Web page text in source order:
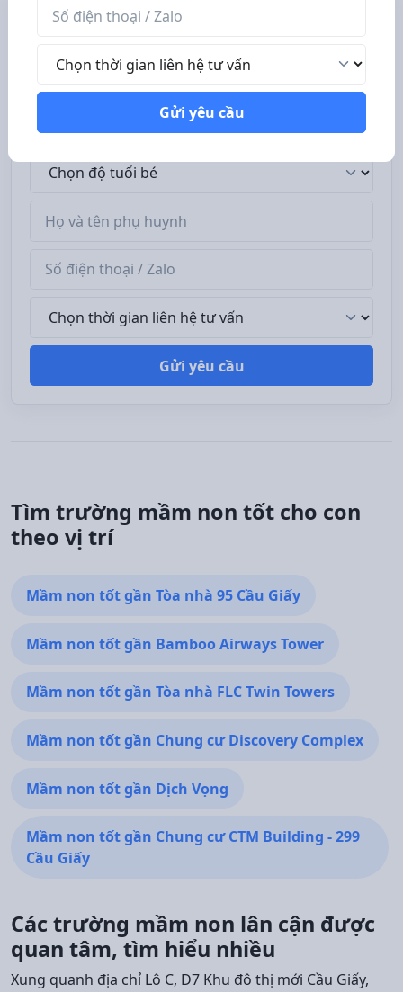
Tư vấn miễn phí
Trao đổi trực tiếp với đội ngũ tư vấn tuyển sinh của
Trường Mầm non Happy Smile - Khu ĐTM Dịch Vọng
các vấn đề mà phụ huynh quan tâm: chương trình học,
học phí, chế độ dinh dưỡng...
Độ tuổi bé
Gửi yêu cầu
Tìm trường mầm non tốt cho con
theo vị trí
Mầm non tốt gần Tòa nhà 95 Cầu Giấy
Mầm non tốt gần Bamboo Airways Tower
Mầm non tốt gần Tòa nhà FLC Twin Towers
Mầm non tốt gần Chung cư Discovery Complex
Mầm non tốt gần Dịch Vọng
Mầm non tốt gần Chung cư CTM Building - 299
Cầu Giấy
Các trường mầm non lân cận được
quan tâm, tìm hiểu nhiều
Xung quanh địa chỉ Lô C, D7 Khu đô thị mới Cầu Giấy,
Gửi yêu cầu